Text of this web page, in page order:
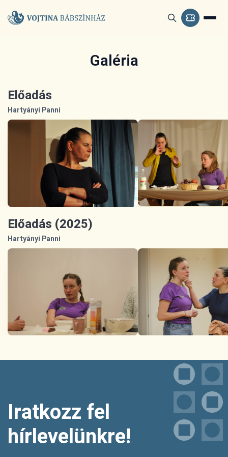
Galéria
Előadás
Hartyányi Panni
Előadás (2025)
Hartyányi Panni
Iratkozz fel
hírlevelünkre!